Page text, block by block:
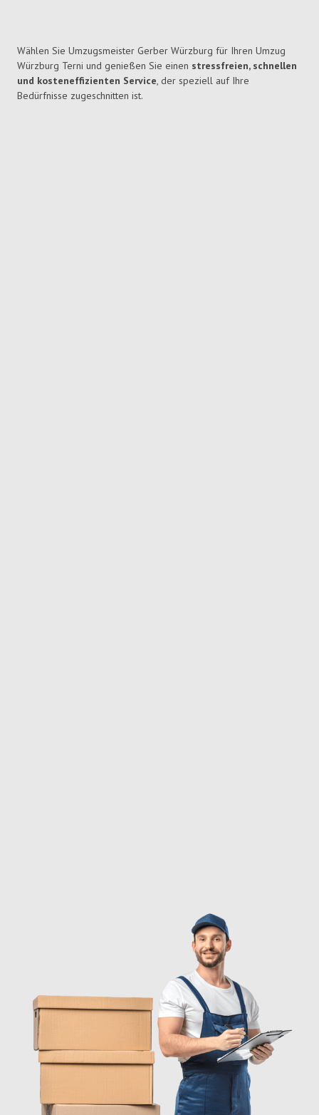
Wählen Sie Umzugsmeister Gerber Würzburg für Ihren Umzug
Würzburg Terni und genießen Sie einen stressfreien, schnellen
und kosteneffizienten Service, der speziell auf Ihre
Bedürfnisse zugeschnitten ist.